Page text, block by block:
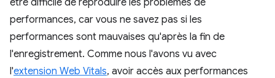
performances, car vous ne savez pas si les
performances sont mauvaises qu'après la fin de
l'enregistrement. Comme nous l'avons vu avec
l'extension Web Vitals, avoir accès aux performances